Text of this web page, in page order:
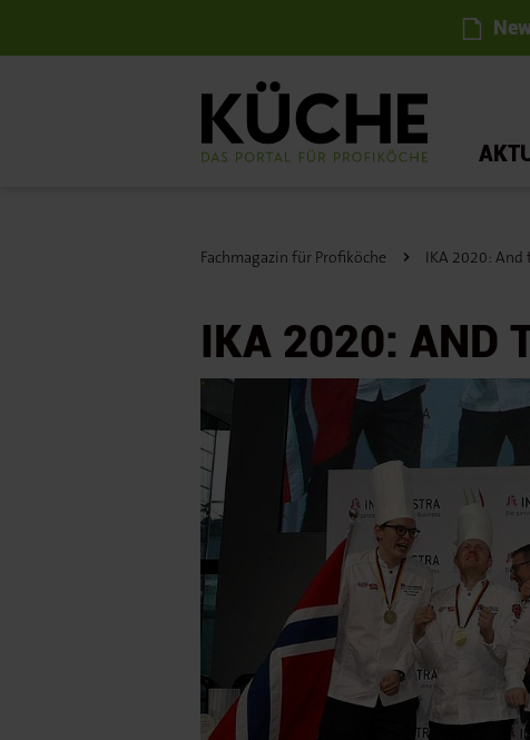
Fachmagazin für Profiköche IKA 2020: And
IKA 2020: AND